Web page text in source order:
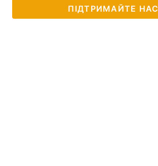
ПІДТРИМАЙТЕ НАС